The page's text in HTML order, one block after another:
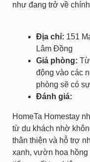
như đang trở về
Địa chỉ: 151
Lâm Đồng
Giá phòng:
động vào các
phòng sẽ có
Đánh giá:
HomeTa Homestay
từ du khách nhờ
thân thiện và hỗ trợ
xanh, vườn hoa